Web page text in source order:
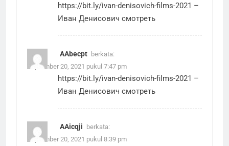
https://bit.ly/ivan-denisovich-films-2021 –
Иван Денисович смотреть
AAbecpt berkata:
September 20, 2021 pukul 7:47 pm
https://bit.ly/ivan-denisovich-films-2021 –
Иван Денисович смотреть
AAicqji
berkata:
September 20, 2021 pukul 8:39 pm